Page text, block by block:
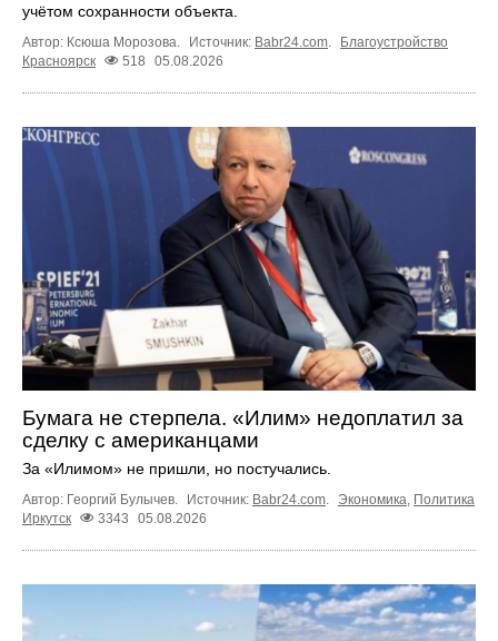
учётом сохранности объекта.
Автор: Ксюша Морозова. Источник: Babr24.com.
Благоустройство
Красноярск
518 05.08.2026
Бумага не стерпела. «Илим» недоплатил за
сделку с американцами
За «Илимом» не пришли, но постучались.
Автор: Георгий Булычев. Источник: Babr24.com. Экономика, Политика
Иркутск
3343 05.08.2026